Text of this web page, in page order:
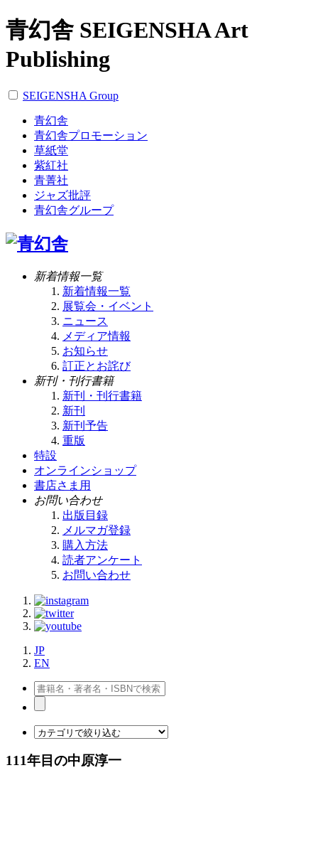
青幻舎 SEIGENSHA Art
Publishing
SEIGENSHA Group
青幻舎
青幻舎プロモーション
草紙堂
紫紅社
青菁社
ジャズ批評
青幻舎グループ
新着情報一覧
新着情報一覧
展覧会・イベント
ニュース
メディア情報
お知らせ
訂正とお詫び
新刊・刊行書籍
新刊・刊行書籍
新刊
新刊予告
重版
特設
オンラインショップ
書店さま用
お問い合わせ
出版目録
メルマガ登録
購入方法
読者アンケート
お問い合わせ
JP
EN
111年目の中原淳一